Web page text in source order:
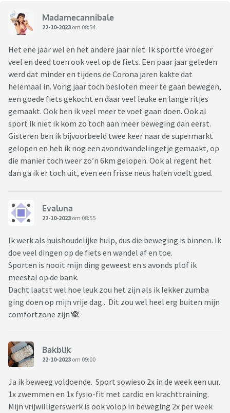
Madamecannibale
22-10-2023 om 08:54
Het ene jaar wel en het andere jaar niet. Ik sportte vroeger
veel en deed toen ook veel op de fiets. Een paar jaar geleden
werd dat minder en tijdens de Corona jaren kakte dat
helemaal in. Vorig jaar toch besloten meer te gaan bewegen,
een goede fiets gekocht en daar veel leuke en lange ritjes
gemaakt. Ook ben ik veel meer te voet gaan doen. Ook al
sport ik niet ik kom zo toch aan meer beweging dan eerst.
Gisteren ben ik bijvoorbeeld twee keer naar de supermarkt
gelopen en heb ik nog een avondwandelingetje gemaakt, op
die manier toch weer zo’n 6km gelopen. Ook al regent het
dan ga ik er toch uit, even een frisse neus halen voelt goed.
Evaluna
22-10-2023 om 08:55
Ik werk als huishoudelijke hulp, dus die beweging is binnen. Ik
doe veel dingen op de fiets en wandel af en toe.
Sporten is nooit mijn ding geweest en s avonds plof ik
meestal op de bank.
Dacht laatst wel hoe leuk zou het zijn als ik lekker zumba
ging doen op mijn vrije dag... Dit zou wel heel erg buiten mijn
comfortzone zijn 🙈
Bakblik
22-10-2023 om 09:00
Ja ik beweeg voldoende. Sport sowieso 2x in de week een uur.
1x zwemmen en 1x fysio-fit met cardio en krachttraining.
Mijn vrijwilligerswerk is ook volop in beweging 2x per week